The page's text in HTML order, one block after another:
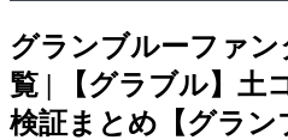
グランブルーファン
覧 | 【グラブル】土
検証まとめ【グラ